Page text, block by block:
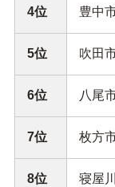
4位 豊中
5位 吹田
6位 八尾
7位 枚方
8位 寝屋